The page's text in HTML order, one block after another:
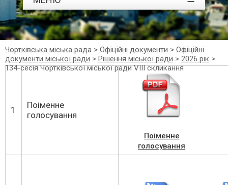
Чортківська міська рада > Офіційні документи > Офіційні
документи міської ради > Рішення міської ради > 2026 рік >
134-сесія Чортківської міської ради VIII скликання
1
Поіменне
голосування
Поіменне
голосування